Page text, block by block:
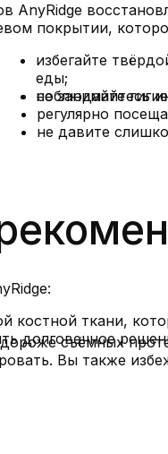
AnyRidge
покрытии,
избегайте
еды;
не занимайтесь
соблюдайте
регулярно
не давите
костной ткани,
долговечное
съёмных
Вы также